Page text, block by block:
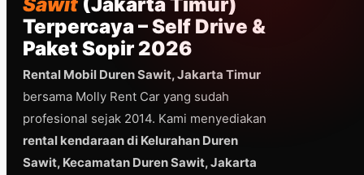
Terpercaya – Self Drive &
Paket Sopir 2026
Rental Mobil Duren Sawit, Jakarta Timur
bersama Molly Rent Car yang sudah
profesional sejak 2014. Kami menyediakan
rental kendaraan di Kelurahan Duren
Sawit, Kecamatan Duren Sawit, Jakarta